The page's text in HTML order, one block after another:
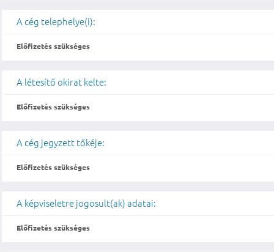
A cég telephelye(i):
Előfizetés szükséges
A létesítő okirat kelte:
Előfizetés szükséges
A cég jegyzett tőkéje:
Előfizetés szükséges
A képviseletre jogosult(ak) adatai:
Előfizetés szükséges